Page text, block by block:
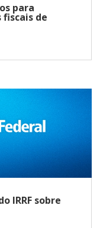
para
fiscais de
IRRF sobre